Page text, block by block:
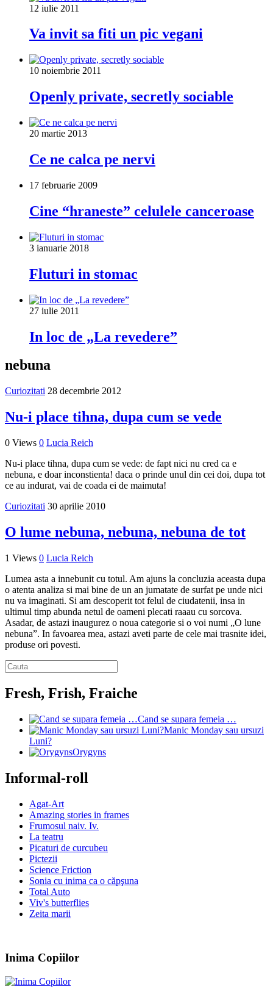
12 iulie 2011
Va invit sa fiti un pic vegani
10 noiembrie 2011
Openly private, secretly sociable
20 martie 2013
Ce ne calca pe nervi
17 februarie 2009
Cine “hraneste” celulele canceroase
3 ianuarie 2018
Fluturi in stomac
27 iulie 2011
In loc de „La revedere”
nebuna
Curiozitati 28 decembrie 2012
Nu-i place tihna, dupa cum se vede
0 Views 0 Lucia Reich
Nu-i place tihna, dupa cum se vede: de fapt nici nu cred ca e
nebuna, e doar inconstienta! daca o prinde unul din cei doi, dupa tot
ce au indurat, vai de coada ei de maimuta!
Curiozitati 30 aprilie 2010
O lume nebuna, nebuna, nebuna de tot
1 Views 0 Lucia Reich
Lumea asta a innebunit cu totul. Am ajuns la concluzia aceasta dupa
o atenta analiza si mai bine de un an jumatate de surfat pe unde nici
nu va imaginati. Si am descoperit tot felul de ciudatenii, insa in
ultimul timp abunda netul de oameni plecati raaau cu sorcova.
Asadar, de astazi inaugurez o noua categorie si o voi numi „O lune
nebuna”. In favoarea mea, astazi aveti parte de cele mai trasnite idei,
produse ori povesti.
Fresh, Frish, Fraiche
Cand se supara femeia …
Manic Monday sau ursuzi
Luni?
Orygyns
Informal-roll
Agat-Art
Amazing stories in frames
Frumosul naiv. Iv.
La teatru
Picaturi de curcubeu
Pictezii
Science Friction
Sonia cu inima ca o căpşuna
Total Auto
Viv's butterflies
Zeita marii
Inima Copiilor